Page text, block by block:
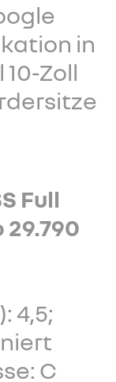
in
Zoll
Full
29.790
4,5;
C